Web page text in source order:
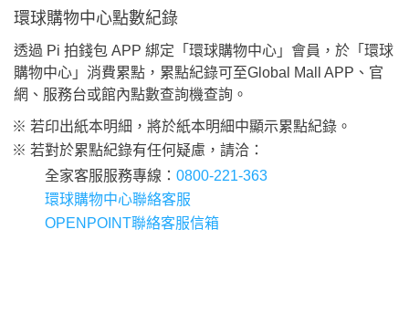
環球購物中心點數紀錄
透過 Pi 拍錢包 APP 綁定「環球購物中心」會員，於「環球
購物中心」消費累點，累點紀錄可至Global Mall APP、官
網、服務台或館內點數查詢機查詢。
※ 若印出紙本明細，將於紙本明細中顯示累點紀錄。
※ 若對於累點紀錄有任何疑慮，請洽：
全家客服服務專線： 0800-221-363
環球購物中心聯絡客服
OPENPOINT聯絡客服信箱